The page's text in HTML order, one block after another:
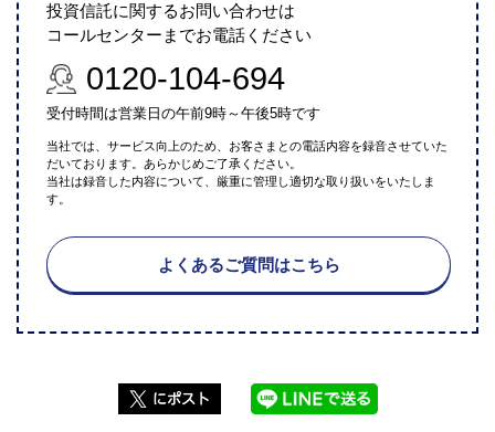
投資信託に関するお問い合わせは
コールセンターまでお電話ください
0120-104-694
受付時間は営業日の午前9時～午後5時です
当社では、サービス向上のため、お客さまとの電話内容を録音させていた
だいております。あらかじめご了承ください。
当社は録音した内容について、厳重に管理し適切な取り扱いをいたしま
す。
よくあるご質問はこちら